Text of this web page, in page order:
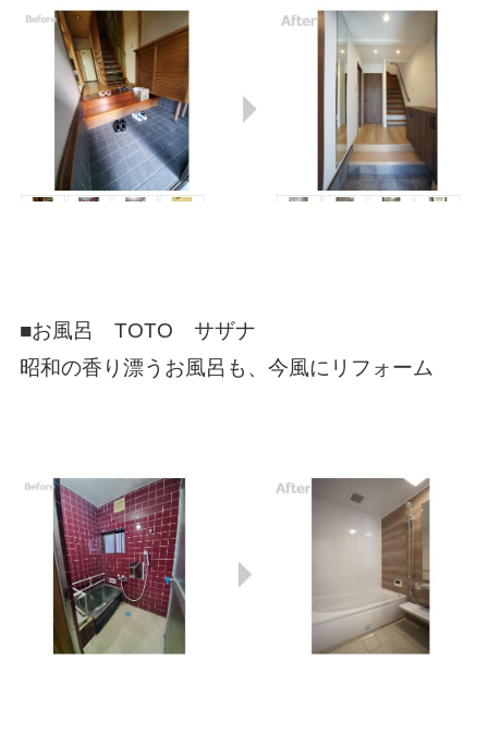
■お風呂 TOTO サザナ
昭和の香り漂うお風呂も、今風にリフォーム